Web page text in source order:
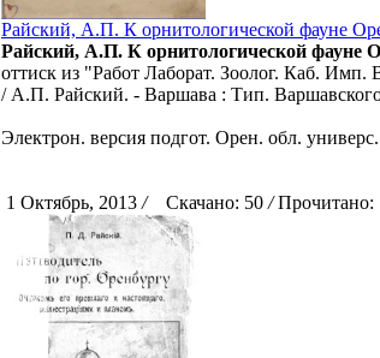
Райский, А.П. К орнитологической фауне
Райский, А.П. К орнитологической фауне
оттиск из "Работ Лаборат. Зоолог. Каб.
/ А.П. Райский. - Варшава : Тип.
Электрон. версия подгот. Орен. обл.
1 Октябрь, 2013 /Скачано: 50 /Прочитано: